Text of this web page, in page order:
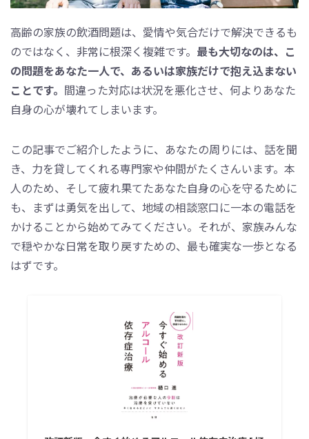
高齢の家族の飲酒問題は、愛情や気合だけで解決できるも
のではなく、非常に根深く複雑です。 最も大切なのは、こ
の問題をあなた一人で、あるいは家族だけで抱え込まない
ことです。 間違った対応は状況を悪化させ、何よりあなた
自身の心が壊れてしまいます。
この記事でご紹介したように、あなたの周りには、話を聞
き、力を貸してくれる専門家や仲間がたくさんいます。本
人のため、そして疲れ果てたあなた自身の心を守るために
も、まずは勇気を出して、地域の相談窓口に一本の電話を
かけることから始めてみてください。それが、家族みんな
で穏やかな日常を取り戻すための、最も確実な一歩となる
はずです。